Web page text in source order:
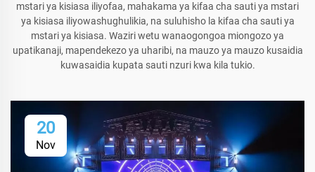
mstari ya kisiasa iliyofaa, mahakama ya kifaa cha sauti ya mstari
ya kisiasa iliyowashughulikia, na suluhisho la kifaa cha sauti ya
mstari ya kisiasa. Waziri wetu wanaogongoa miongozo ya
upatikanaji, mapendekezo ya uharibi, na mauzo ya mauzo kusaidia
kuwasaidia kupata sauti nzuri kwa kila tukio.
20
Nov